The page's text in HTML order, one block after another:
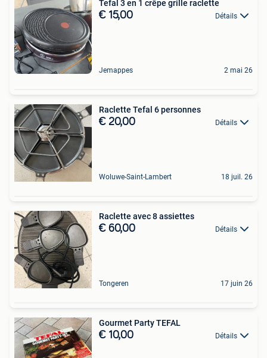
Tefal 3 en 1 crêpe grille raclette
€ 15,00 Détails
Jemappes 2 mai 26
Raclette Tefal 6 personnes
€ 20,00 Détails
Woluwe-Saint-Lambert 18 juil. 26
Raclette avec 8 assiettes
€ 60,00 Détails
Tongeren 17 juin 26
Gourmet Party TEFAL
€ 10,00 Détails